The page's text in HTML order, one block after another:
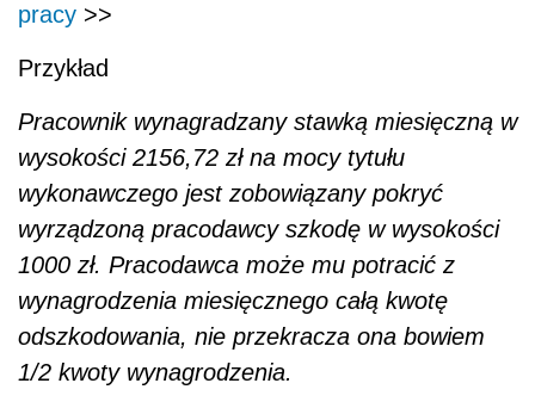
pracy >>
Przykład
Pracownik wynagradzany stawką miesięczną w
wysokości 2156,72 zł na mocy tytułu
wykonawczego jest zobowiązany pokryć
wyrządzoną pracodawcy szkodę w wysokości
1000 zł. Pracodawca może mu potracić z
wynagrodzenia miesięcznego całą kwotę
odszkodowania, nie przekracza ona bowiem
1/2 kwoty wynagrodzenia.